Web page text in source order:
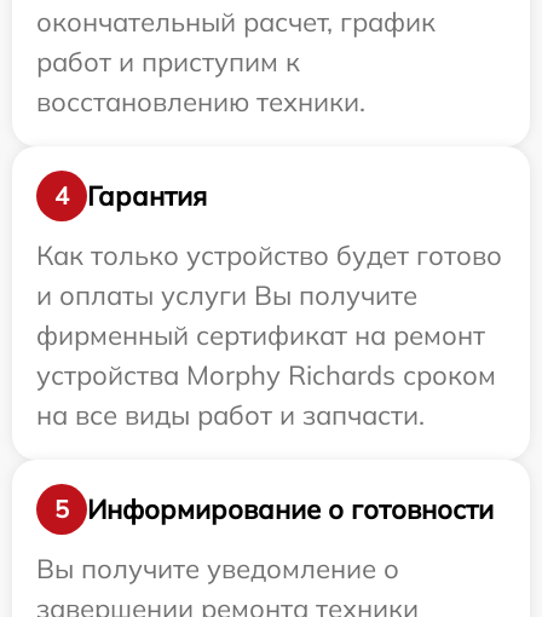
окончательный расчет, график
работ и приступим к
восстановлению техники.
4
Гарантия
Как только устройство будет готово
и оплаты услуги Вы получите
фирменный сертификат на ремонт
устройства Morphy Richards сроком
на все виды работ и запчасти.
5
Информирование о готовности
Вы получите уведомление о
завершении ремонта техники